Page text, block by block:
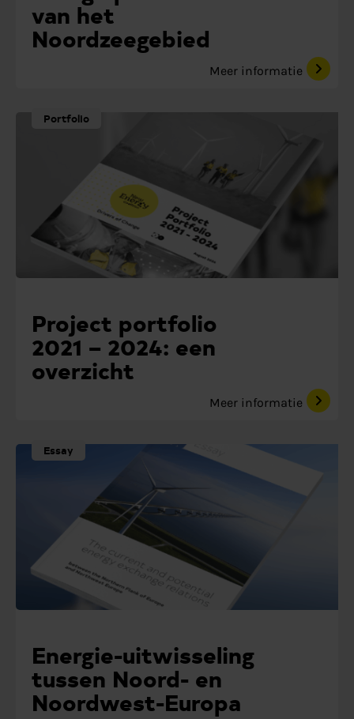
van het
Noordzeegebied
Meer informatie
Portfolio
Project portfolio
2021 – 2024: een
overzicht
Meer informatie
Essay
Energie-uitwisseling
tussen Noord- en
Noordwest-Europa